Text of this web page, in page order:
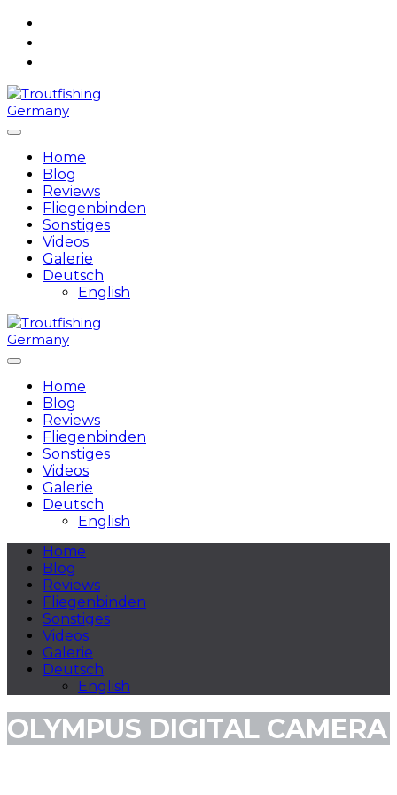
Skip
Home
Blog
Reviews
Fliegenbinden
Sonstiges
Videos
Galerie
Deutsch
English
Home
Blog
Reviews
Fliegenbinden
Sonstiges
Videos
Galerie
Deutsch
English
Home
Blog
Reviews
Fliegenbinden
Sonstiges
Videos
Galerie
Deutsch
English
OLYMPUS DIGITAL CAMERA